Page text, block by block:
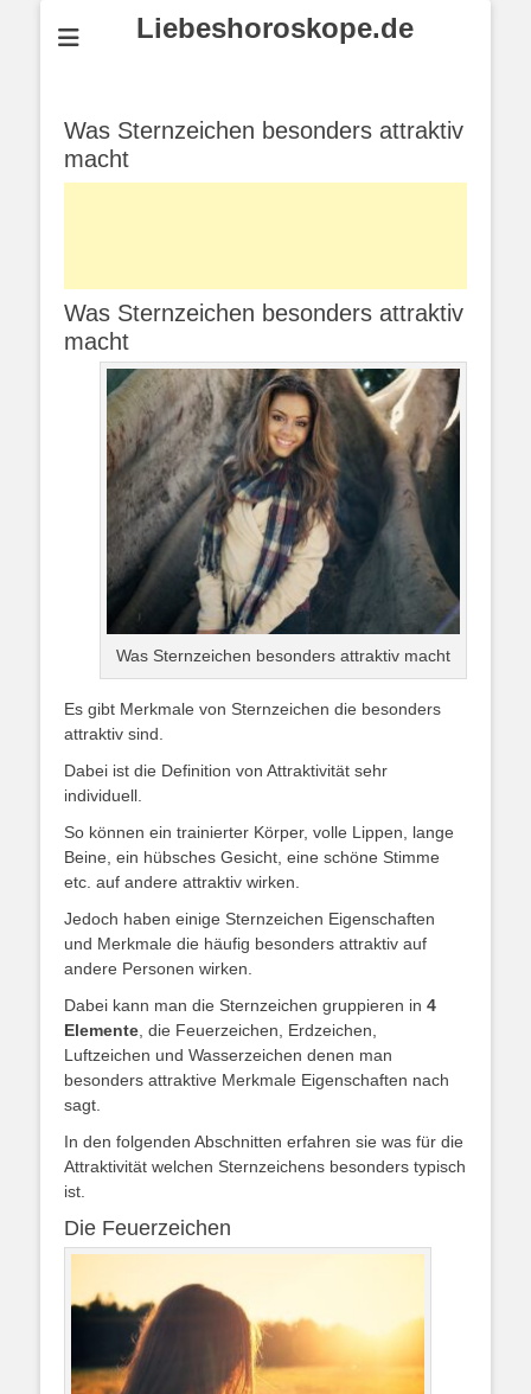
Liebeshoroskope.de
Was Sternzeichen besonders attraktiv
macht
Was Sternzeichen besonders attraktiv
macht
Was Sternzeichen besonders attraktiv macht
Es gibt Merkmale von Sternzeichen die besonders
attraktiv sind.
Dabei ist die Definition von Attraktivität sehr
individuell.
So können ein trainierter Körper, volle Lippen, lange
Beine, ein hübsches Gesicht, eine schöne Stimme
etc. auf andere attraktiv wirken.
Jedoch haben einige Sternzeichen Eigenschaften
und Merkmale die häufig besonders attraktiv auf
andere Personen wirken.
Dabei kann man die Sternzeichen gruppieren in 4
Elemente , die Feuerzeichen, Erdzeichen,
Luftzeichen und Wasserzeichen denen man
besonders attraktive Merkmale Eigenschaften nach
sagt.
In den folgenden Abschnitten erfahren sie was für die
Attraktivität welchen Sternzeichens besonders typisch
ist.
Die Feuerzeichen